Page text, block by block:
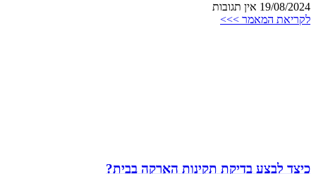
19/08/2024 אין תגובות
לקריאת המאמר >>>
כיצד לבצע בדיקת תקינות הארקה בבית?